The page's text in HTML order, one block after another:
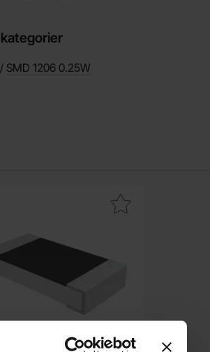
SMD 1206 0.25W
som favorit
motstånd 4.7kohm 0.25W SMD 1206